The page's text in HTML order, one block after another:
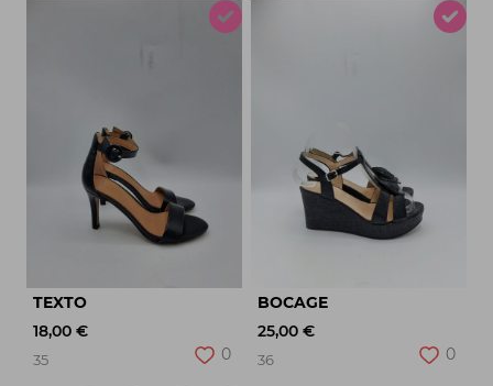
TEXTO
18,00 €
35 0
BOCAGE
25,00 €
36 0